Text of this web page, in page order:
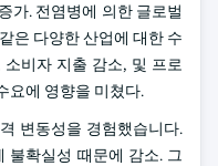
가. 전염병에 의한 글로벌
은 다양한 산업에 대한 수
비자 지출 감소, 및 프로
요에 영향을 미쳤다.
변동성을 경험했습니다.
불확실성 때문에 감소. 그